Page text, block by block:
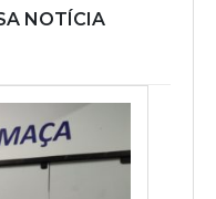
NOTÍCIA